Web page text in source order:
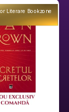
Literare Bookzone